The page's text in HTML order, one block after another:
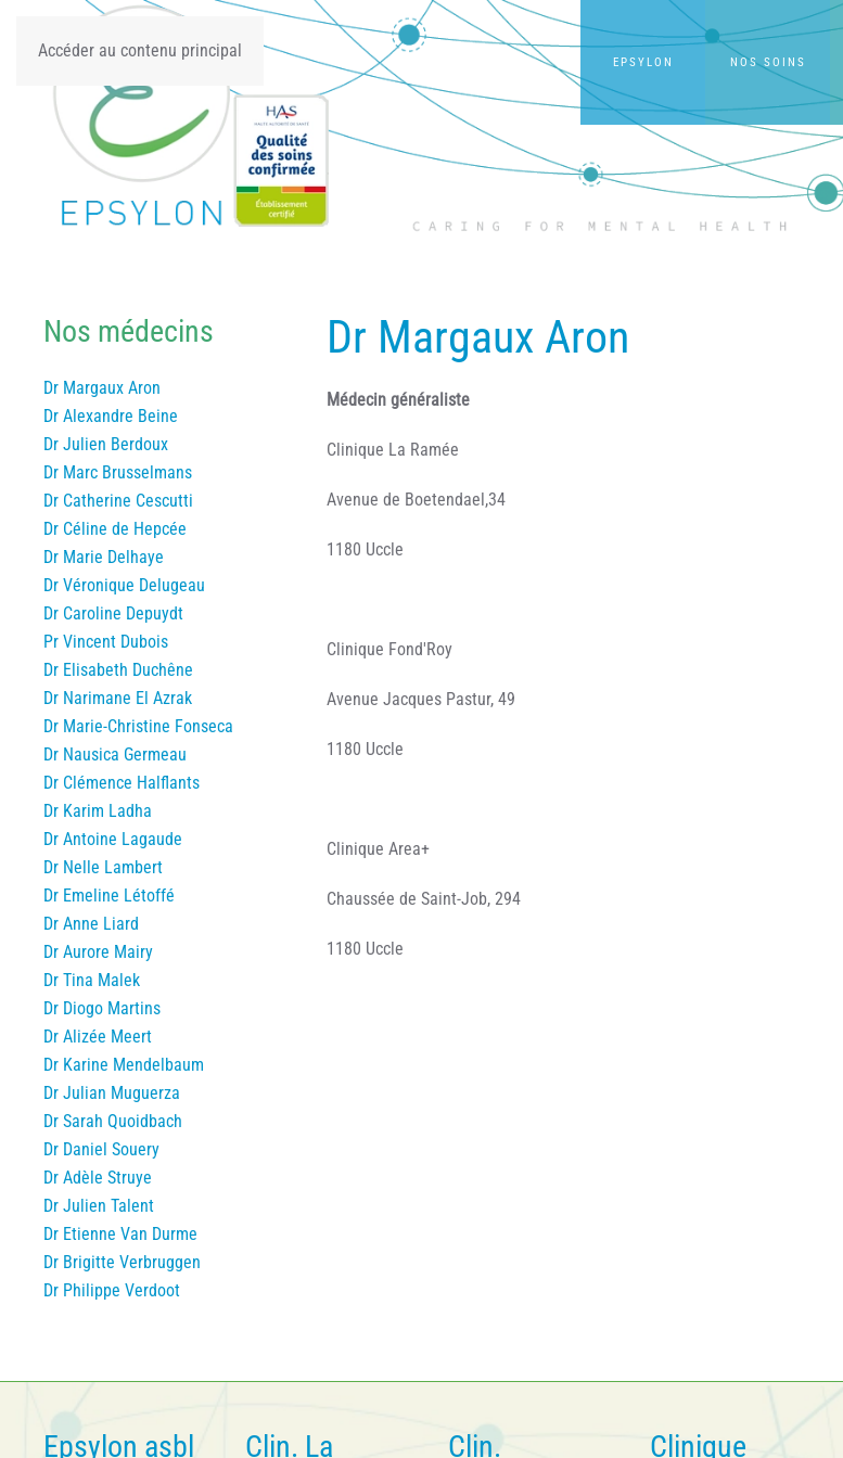
Accéder au contenu principal
EPSYLON NOS SOINS
Nos médecins
Dr Margaux Aron
Dr Alexandre Beine
Dr Julien Berdoux
Dr Marc Brusselmans
Dr Catherine Cescutti
Dr Céline de Hepcée
Dr Marie Delhaye
Dr Véronique Delugeau
Dr Caroline Depuydt
Pr Vincent Dubois
Dr Elisabeth Duchêne
Dr Narimane El Azrak
Dr Marie-Christine Fonseca
Dr Nausica Germeau
Dr Clémence Halflants
Dr Karim Ladha
Dr Antoine Lagaude
Dr Nelle Lambert
Dr Emeline Létoffé
Dr Anne Liard
Dr Aurore Mairy
Dr Tina Malek
Dr Diogo Martins
Dr Alizée Meert
Dr Karine Mendelbaum
Dr Julian Muguerza
Dr Sarah Quoidbach
Dr Daniel Souery
Dr Adèle Struye
Dr Julien Talent
Dr Etienne Van Durme
Dr Brigitte Verbruggen
Dr Philippe Verdoot
Dr Margaux Aron
Médecin généraliste
Clinique La Ramée
Avenue de Boetendael,34
1180 Uccle
Clinique Fond'Roy
Avenue Jacques Pastur, 49
1180 Uccle
Clinique Area+
Chaussée de Saint-Job, 294
1180 Uccle
Epsylon asbl Clin. La Clin. Clinique